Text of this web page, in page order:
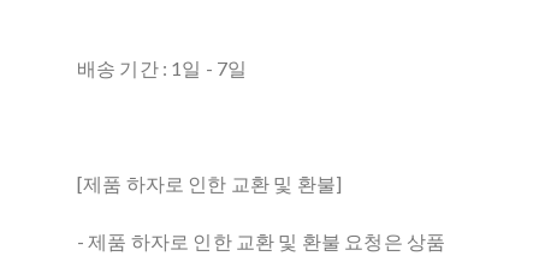
배송 기간 : 1일 - 7일
[제품 하자로 인한 교환 및 환불]
- 제품 하자로 인한 교환 및 환불 요청은 상품